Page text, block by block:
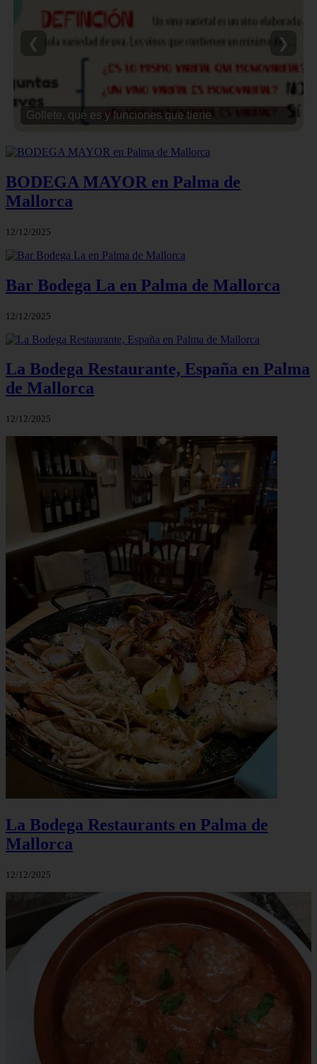
Gollete, qué es y funciones que tiene
❮ ❯
BODEGA MAYOR en Palma de
Mallorca
12/12/2025
Bar Bodega La en Palma de Mallorca
12/12/2025
La Bodega Restaurante, España en Palma
de Mallorca
12/12/2025
La Bodega Restaurants en Palma de
Mallorca
12/12/2025